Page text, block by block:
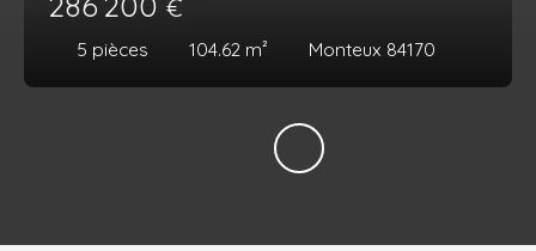
€
5 pièces 104.62 m² Monteux 84170